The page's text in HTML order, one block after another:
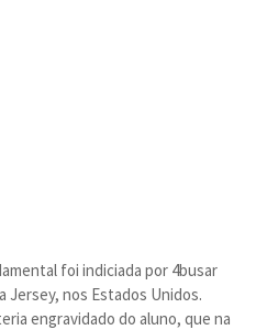
foi indiciada por 4busar
Jersey, nos Estados Unidos.
engravidado do aluno, que na